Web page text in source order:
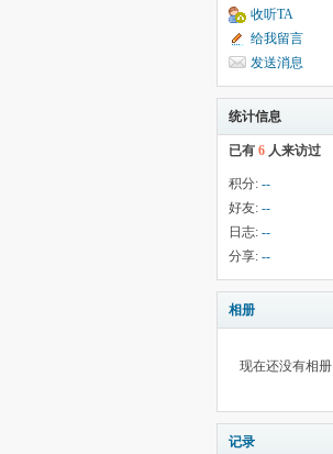
收听TA
给我留言
发送消息
统计信息
已有 6 人来访过
积分: --
好友: --
日志: --
分享: --
相册
现在还没有相册
记录